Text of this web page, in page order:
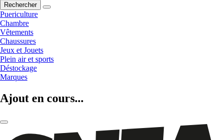
Rechercher
Puericulture
Chambre
Vêtements
Chaussures
Jeux et Jouets
Plein air et sports
Déstockage
Marques
Ajout en cours...